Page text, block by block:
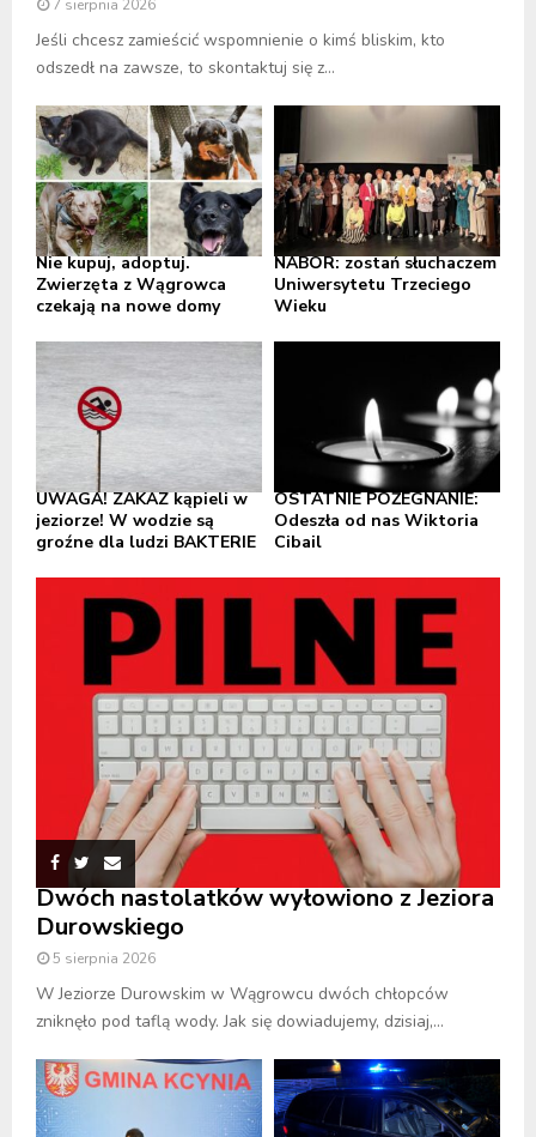
7 sierpnia 2026
Jeśli chcesz zamieścić wspomnienie o kimś bliskim, kto
odszedł na zawsze, to skontaktuj się z...
Nie kupuj, adoptuj.
Zwierzęta z Wągrowca
czekają na nowe domy
NABÓR: zostań słuchaczem
Uniwersytetu Trzeciego
Wieku
UWAGA! ZAKAZ kąpieli w
jeziorze! W wodzie są
groźne dla ludzi BAKTERIE
OSTATNIE POŻEGNANIE:
Odeszła od nas Wiktoria
Cibail
Dwóch nastolatków wyłowiono z Jeziora
Durowskiego
5 sierpnia 2026
W Jeziorze Durowskim w Wągrowcu dwóch chłopców
zniknęło pod taflą wody. Jak się dowiadujemy, dzisiaj,...